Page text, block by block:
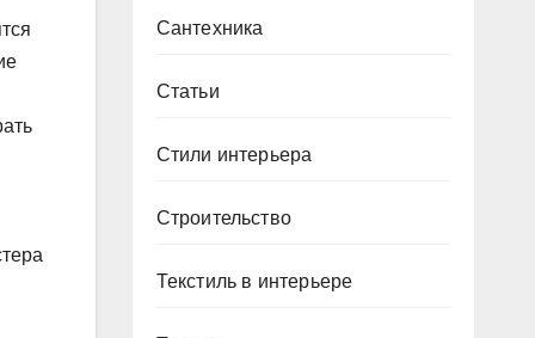
Сантехника
Статьи
Стили интерьера
Строительство
Текстиль в интерьере